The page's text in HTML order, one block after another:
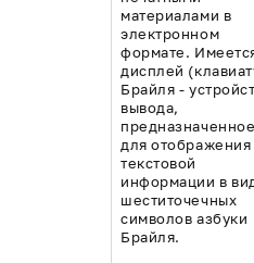
материалами в
электронном
формате.
дисплей
Брайля -
вывода,
для отображения
текстовой
информации в
шеститочечных
символов азбуки
Брайля.